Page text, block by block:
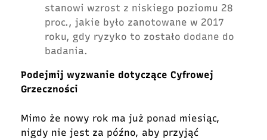
stanowi wzrost z niskiego poziomu 28
proc., jakie było zanotowane w 2017
roku, gdy ryzyko to zostało dodane do
badania.
Podejmij wyzwanie dotyczące Cyfrowej
Grzeczności
Mimo że nowy rok ma już ponad miesiąc,
nigdy nie jest za późno, aby przyjąć